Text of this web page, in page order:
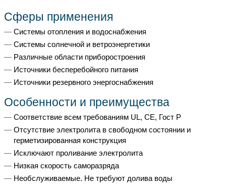
Сферы применения
Системы отопления и водоснабжения
Системы солнечной и ветроэнергетики
Различные области приборостроения
Источники бесперебойного питания
Источники резервного энергоснабжения
Особенности и преимущества
Соответствие всем требованиям UL, CE, Гост Р
Отсутствие электролита в свободном состоянии и
герметизированная конструкция
Исключают проливание электролита
Низкая скорость саморазряда
Необслуживаемые. Не требуют долива воды